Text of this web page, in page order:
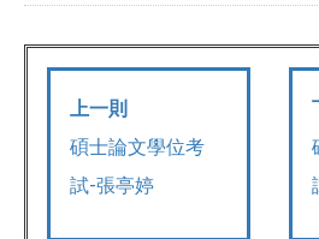
上一則
碩士論文學位考
試-張亭婷